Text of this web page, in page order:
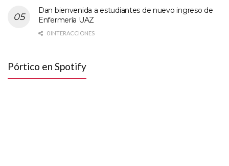
Dan bienvenida a estudiantes de nuevo ingreso de
Enfermería UAZ
0 INTERACCIONES
Pórtico en Spotify